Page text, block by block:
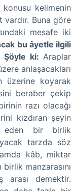
kelimenin
vardır. Buna göre
mesafe iki
bu âyetle ilgili
Şöyle ki: Araplar
anlaşacakları
üzerine koyarak
beraber çekip
razı olacağı
kızdıran şeyin
eden bir birlik
tarzda söz
kâb, miktar
manzarasını
demektir.